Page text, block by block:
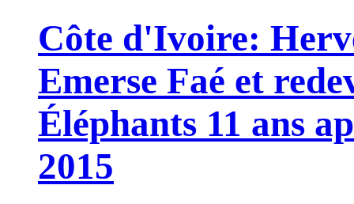
Côte d'Ivoire:
Emerse Faé et
Éléphants 11 ans
2015